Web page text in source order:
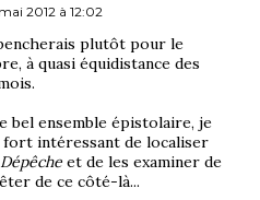
2012 à 12:02
plutôt pour le
à quasi équidistance des
bel ensemble épistolaire, je
intéressant de localiser
Dépêche et de les examiner de
de ce côté-là...